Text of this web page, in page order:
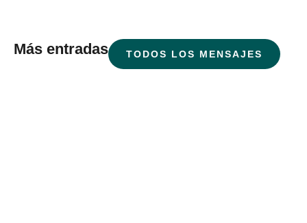
Más entradas TODOS LOS MENSAJES